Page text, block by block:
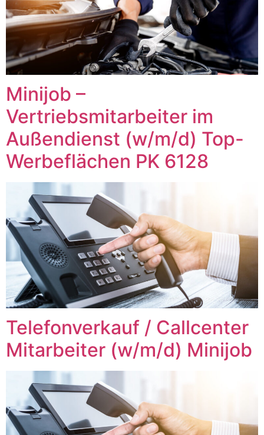
Minijob –
Vertriebsmitarbeiter im
Außendienst (w/m/d) Top-
Werbeflächen PK 6128
Telefonverkauf / Callcenter
Mitarbeiter (w/m/d) Minijob